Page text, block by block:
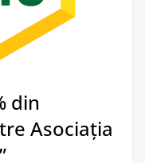
din
Asociația